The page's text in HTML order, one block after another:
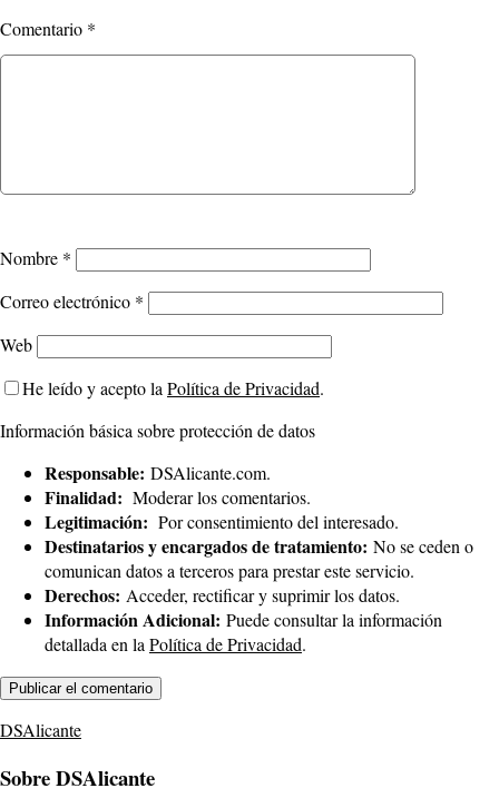
Comentario *
Nombre *
Correo electrónico *
Web
He leído y acepto la Política de Privacidad.
Información básica sobre protección de datos
Responsable: DSAlicante.com.
Finalidad: Moderar los comentarios.
Legitimación: Por consentimiento del interesado.
Destinatarios y encargados de tratamiento: No se ceden o
comunican datos a terceros para prestar este servicio.
Derechos: Acceder, rectificar y suprimir los datos.
Información Adicional: Puede consultar la información
detallada en la Política de Privacidad.
DSAlicante
Sobre DSAlicante